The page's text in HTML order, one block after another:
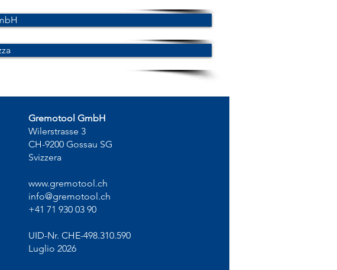
Gremotool GmbH
Wilerstrasse 3
CH-9200 Gossau SG
Svizzera
www.gremotool.ch
info@gremotool.ch
+41 71 930 03 90
UID-Nr. CHE-498.310.590
Luglio 2026